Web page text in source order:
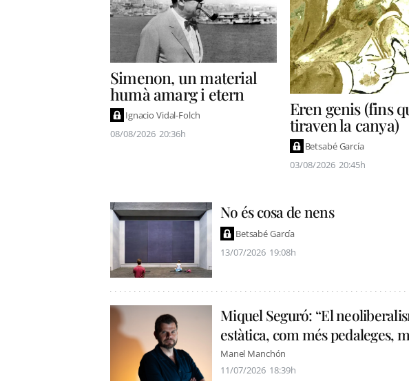
Simenon, un material
humà amarg i etern
Ignacio Vidal-Folch
08/08/2026 20:36h
Eren genis (fins
tiraven la canya)
Betsabé García
03/08/2026 20:45h
No és cosa de nens
Betsabé García
13/07/2026 19:08h
Miquel Seguró: “El
estàtica, com més pedaleges,
Manel Manchón
11/07/2026 18:39h